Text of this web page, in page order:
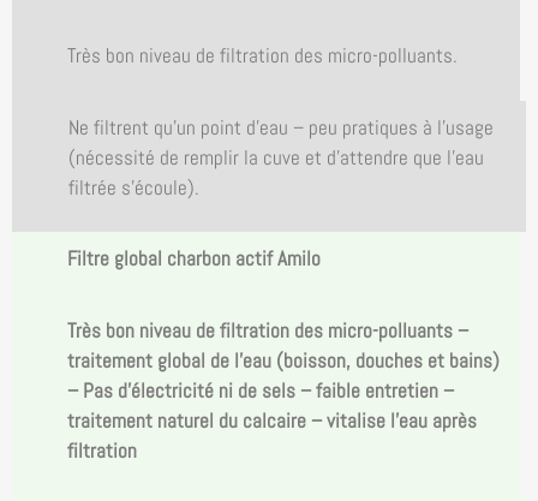
Très bon niveau de filtration des micro-polluants.
Ne filtrent qu’un point d’eau – peu pratiques à l’usage
(nécessité de remplir la cuve et d’attendre que l’eau
filtrée s’écoule).
Filtre global charbon actif Amilo
Très bon niveau de filtration des micro-polluants –
traitement global de l’eau (boisson, douches et bains)
– Pas d’électricité ni de sels – faible entretien –
traitement naturel du calcaire – vitalise l’eau après
filtration